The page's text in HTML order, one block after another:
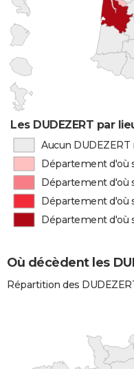
Les DUDEZERT par
Aucun
Département d'où
Département d'où
Département d'où
Département d'où
Où décèdent les
Répartition des